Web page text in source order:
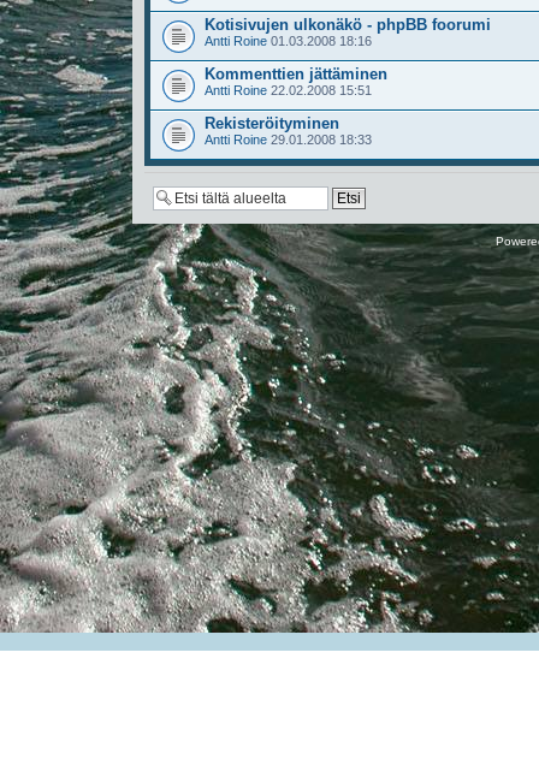
Kotisivujen ulkonäkö - phpBB foorumi
Antti Roine 01.03.2008 18:16
Kommenttien jättäminen
Antti Roine 22.02.2008 15:51
Rekisteröityminen
Antti Roine 29.01.2008 18:33